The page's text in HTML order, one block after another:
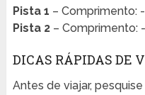
Pista 1 – Comprimento:
Pista 2– Comprimento:
DICAS RÁPIDAS DE
Antes de viajar,